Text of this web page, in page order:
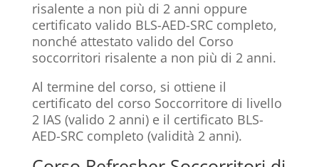
risalente a non più di 2 anni oppure
certificato valido BLS-AED-SRC completo,
nonché attestato valido del Corso
soccorritori risalente a non più di 2 anni.
Al termine del corso, si ottiene il
certificato del corso Soccorritore di livello
2 IAS (valido 2 anni) e il certificato BLS-
AED-SRC completo (validità 2 anni).